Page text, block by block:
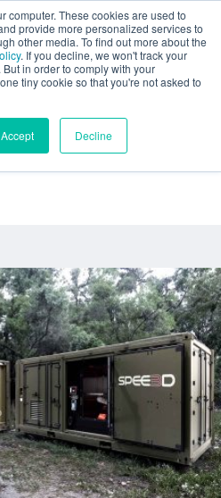
computer. These cookies are used to
provide more personalized services to
other media. To find out more about the
. If you decline, we won't track your
in order to comply with your
tiny cookie so that you're not asked to
Accept Decline